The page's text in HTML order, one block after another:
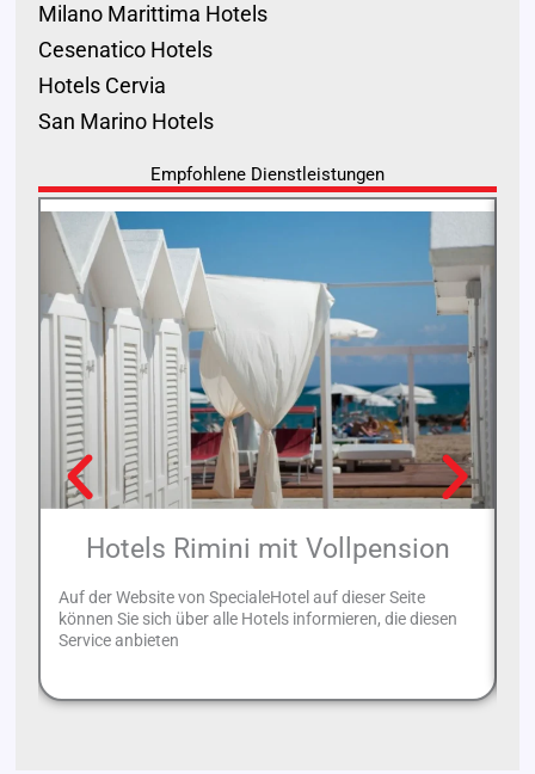
Milano Marittima Hotels
Cesenatico Hotels
Hotels Cervia
San Marino Hotels
Empfohlene Dienstleistungen
Hotels Rimini mit Vollpension
Auf der Website von SpecialeHotel auf dieser Seite
können Sie sich über alle Hotels informieren, die diesen
Service anbieten